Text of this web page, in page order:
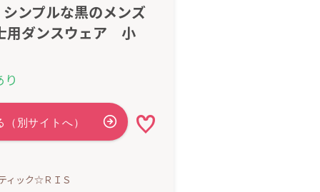
ンプルな黒のメンズ
用ダンスウェア 小
り
ィック☆ＲＩＳ